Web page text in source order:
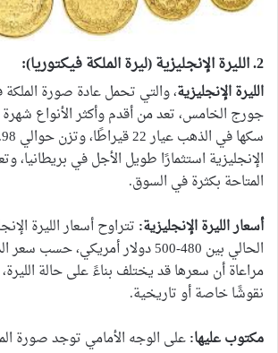
2. الليرة الإنجليزية (ليرة الملكة فيكتوريا):
الليرة الإنجليزية، والتي تحمل عادة صورة الملكة
جورج الخامس، تعد من أقدم وأكثر الأنواع شهرة
الإنجليزية استثمارًا طويل الأجل في بريطانيا،
المتاحة بكثرة في السوق.
أسعار الليرة الإنجليزية: تتراوح أسعار الليرة
الحالي بين 480-500 دولار أمريكي،
مراعاة أن سعرها قد يختلف بناءً على حالة
نقوشًا خاصة أو تاريخية.
مكتوب عليها:على الوجه الأمامي توجد صورة